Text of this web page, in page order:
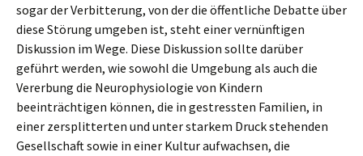
sogar der Verbitterung, von der die öffentliche Debatte über
diese Störung umgeben ist, steht einer vernünftigen
Diskussion im Wege. Diese Diskussion sollte darüber
geführt werden, wie sowohl die Umgebung als auch die
Vererbung die Neurophysiologie von Kindern
beeinträchtigen können, die in gestressten Familien, in
einer zersplitterten und unter starkem Druck stehenden
Gesellschaft sowie in einer Kultur aufwachsen, die